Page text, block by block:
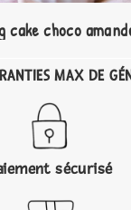
cake choco
MAX DE
sécurisé